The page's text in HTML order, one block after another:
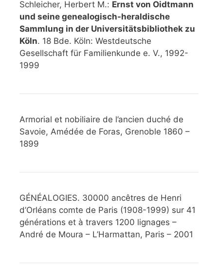
Schleicher, Herbert M.: Ernst von Oidtmann
und seine genealogisch-heraldische
Sammlung in der Universitätsbibliothek zu
Köln. 18 Bde. Köln: Westdeutsche
Gesellschaft für Familienkunde e. V., 1992-
1999
Armorial et nobiliaire de l’ancien duché de
Savoie, Amédée de Foras, Grenoble 1860 –
1899
GÉNÉALOGIES. 30000 ancêtres de Henri
d’Orléans comte de Paris (1908-1999) sur 41
générations et à travers 1200 lignages –
André de Moura – L’Harmattan, Paris – 2001